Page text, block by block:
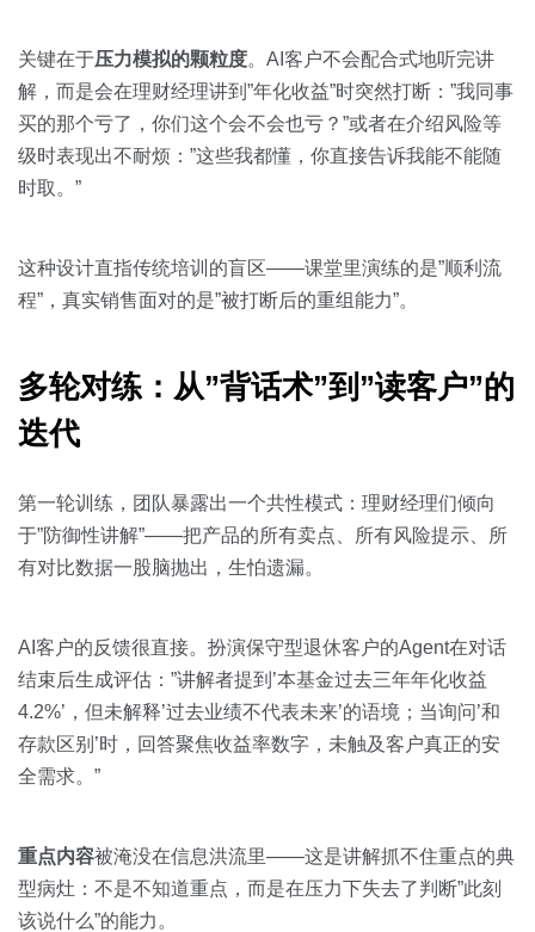
关键在于压力模拟的颗粒度。AI客户不会配合式地听完讲
解，而是会在理财经理讲到”年化收益”时突然打断：”我同事
买的那个亏了，你们这个会不会也亏？”或者在介绍风险等
级时表现出不耐烦：”这些我都懂，你直接告诉我能不能随
时取。”
这种设计直指传统培训的盲区——课堂里演练的是”顺利流
程”，真实销售面对的是”被打断后的重组能力”。
多轮对练：从”背话术”到”读客户”的
迭代
第一轮训练，团队暴露出一个共性模式：理财经理们倾向
于”防御性讲解”——把产品的所有卖点、所有风险提示、所
有对比数据一股脑抛出，生怕遗漏。
AI客户的反馈很直接。扮演保守型退休客户的Agent在对话
结束后生成评估：”讲解者提到’本基金过去三年年化收益
4.2%’，但未解释’过去业绩不代表未来’的语境；当询问’和
存款区别’时，回答聚焦收益率数字，未触及客户真正的安
全需求。”
重点内容被淹没在信息洪流里——这是讲解抓不住重点的典
型病灶：不是不知道重点，而是在压力下失去了判断”此刻
该说什么”的能力。